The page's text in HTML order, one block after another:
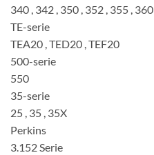
340 , 342 , 350 , 352 , 355 , 360
TE-serie
TEA20 , TED20 , TEF20
500-serie
550
35-serie
25 , 35 , 35X
Perkins
3.152 Serie